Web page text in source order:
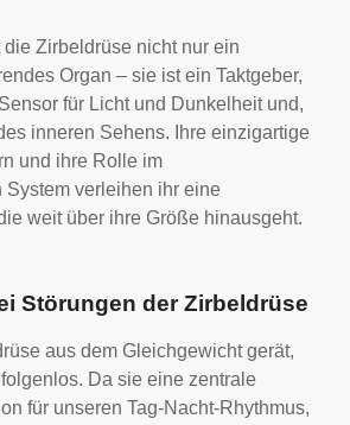
die Zirbeldrüse nicht nur ein
Organ – sie ist ein Taktgeber,
für Licht und Dunkelheit und,
inneren Sehens. Ihre einzigartige
und ihre Rolle im
System verleihen ihr eine
weit über ihre Größe hinausgeht.
Störungen der Zirbeldrüse
aus dem Gleichgewicht gerät,
Da sie eine zentrale
für unseren Tag-Nacht-Rhythmus,